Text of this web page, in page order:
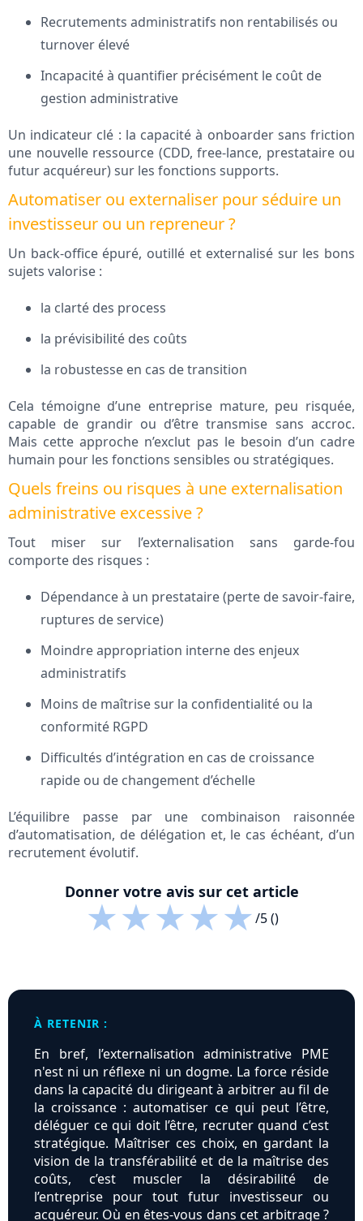
Recrutements administratifs non rentabilisés ou
turnover élevé
Incapacité à quantifier précisément le coût de
gestion administrative
Un indicateur clé : la capacité à onboarder sans friction
une nouvelle ressource (CDD, free-lance, prestataire ou
futur acquéreur) sur les fonctions supports.
Automatiser ou externaliser pour séduire un
investisseur ou un repreneur ?
Un back-office épuré, outillé et externalisé sur les bons
sujets valorise :
la clarté des process
la prévisibilité des coûts
la robustesse en cas de transition
Cela témoigne d’une entreprise mature, peu risquée,
capable de grandir ou d’être transmise sans accroc.
Mais cette approche n’exclut pas le besoin d’un cadre
humain pour les fonctions sensibles ou stratégiques.
Quels freins ou risques à une externalisation
administrative excessive ?
Tout miser sur l’externalisation sans garde-fou
comporte des risques :
Dépendance à un prestataire (perte de savoir-faire,
ruptures de service)
Moindre appropriation interne des enjeux
administratifs
Moins de maîtrise sur la confidentialité ou la
conformité RGPD
Difficultés d’intégration en cas de croissance
rapide ou de changement d’échelle
L’équilibre passe par une combinaison raisonnée
d’automatisation, de délégation et, le cas échéant, d’un
recrutement évolutif.
Donner votre avis sur cet article
★★★★★/5 ()
À RETENIR :
En bref, l’externalisation administrative PME
n'est ni un réflexe ni un dogme. La force réside
dans la capacité du dirigeant à arbitrer au fil de
la croissance : automatiser ce qui peut l’être,
déléguer ce qui doit l’être, recruter quand c’est
stratégique. Maîtriser ces choix, en gardant la
vision de la transférabilité et de la maîtrise des
coûts, c’est muscler la désirabilité de
l’entreprise pour tout futur investisseur ou
acquéreur. Où en êtes-vous dans cet arbitrage ?